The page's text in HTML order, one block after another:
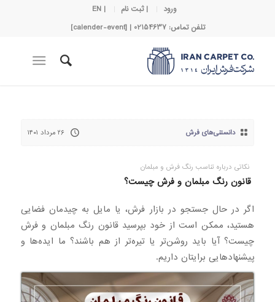
ورود | ثبت نام
| EN
تلفن تماس: 02154637 | [calender-event]
دانستنی‌های فرش ۲۶ مرداد ۱۴۰۱
نکاتی درباره تناسب رنگ فرش و مبلمان
قانون رنگ مبلمان و فرش چیست؟
اگر در حال جستجو در بازار فرش، یا مایل به چیدمان فضایی
هستید، ممکن است از خود بپرسید قانون رنگ مبلمان و فرش
چیست؟ آیا باید روشن‌تر یا تیره‌تر از هم باشند؟ ما ایده‌ها و
پیشنهادهایی برایتان داریم.